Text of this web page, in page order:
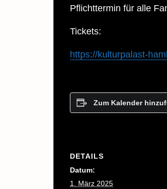
Pflichttermin für alle
Tickets:
https://kulturpalast-
Zum Kalender
DETAILS
Datum:
1. März 2025